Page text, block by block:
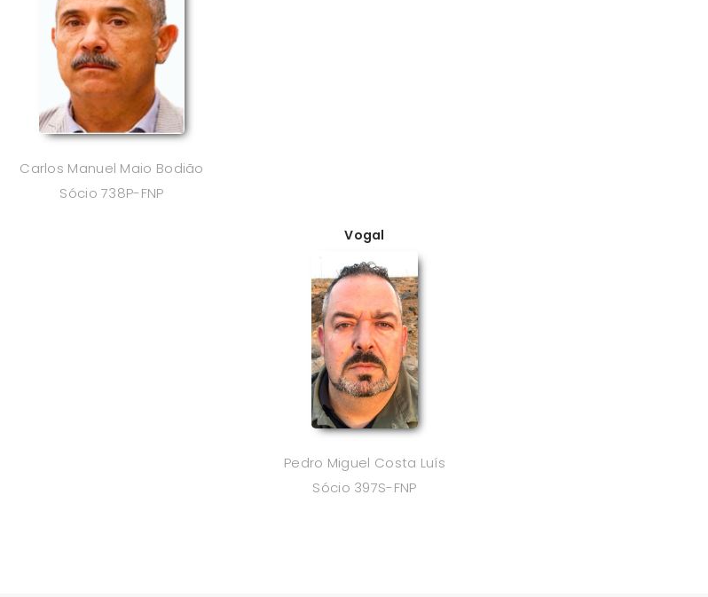
Carlos Manuel Maio Bodião
Sócio 738P-FNP
Vogal
Pedro Miguel Costa Luís
Sócio 397S-FNP